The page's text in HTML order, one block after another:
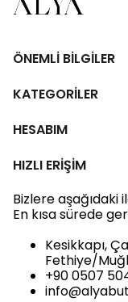
ÖNEMLİ BİLGİLER
KATEGORİLER
HESABIM
HIZLI ERİŞİM
Bizlere aşağıdaki
En kısa sürede
Kesikkapı,
Fethiye/
+90 0507